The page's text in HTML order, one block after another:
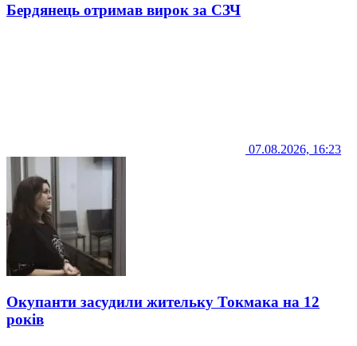
Бердянець отримав вирок за СЗЧ
07.08.2026, 16:23
Окупанти засудили жительку Токмака на 12
років